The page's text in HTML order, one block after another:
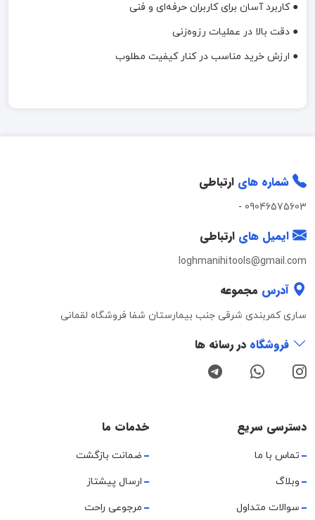
● کاربرد آسان برای کاربران حرفه‌ای و فنی
● دقت بالا در عملیات رزوه‌زنی
● ارزش خرید مناسب در کنار کیفیت مطلوب
شماره های ارتباطی
09046575603
-
ایمیل های ارتباطی
loghmanihitools@gmail.com
آدرس مجموعه
ساری کمربندی شرقی جنب بیمارستان شفا فروشگاه لقمانی
فروشگاه در رسانه ها
دسترسی سریع
تماس با ما
وبلاگ
سوالات متداول
خدمات ما
ضمانت بازگشت
ارسال پیشتاز
مرجوعی راحت